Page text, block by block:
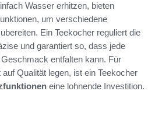
Wasser erhitzen, bieten
um verschiedene
Ein Teekocher reguliert die
und garantiert so, dass jede
entfalten kann. Für
auf Qualität legen, ist ein Teekocher
eine lohnende Investition.